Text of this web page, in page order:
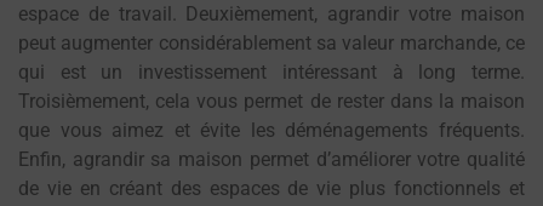
espace de travail. Deuxièmement, agrandir votre maison
peut augmenter considérablement sa valeur marchande, ce
qui est un investissement intéressant à long terme.
Troisièmement, cela vous permet de rester dans la maison
que vous aimez et évite les déménagements fréquents.
Enfin, agrandir sa maison permet d’améliorer votre qualité
de vie en créant des espaces de vie plus fonctionnels et